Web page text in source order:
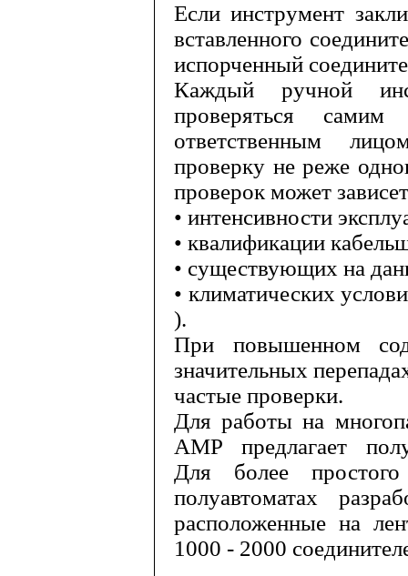
Если инструмент
вставленного
испорченный
Каждый ручной
проверяться
ответственным
проверку не реже
проверок может
• интенсивности
• квалификации
• существующих на
• климатических
).
При повышенном
значительных
частые проверки.
Для работы на
AMP пред­лагает
Для более
полуавтоматах
расположенные на
1000 - 2000